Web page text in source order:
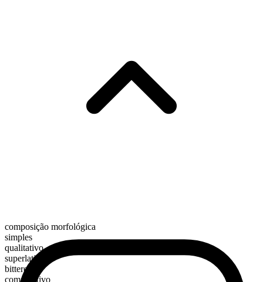
composição morfológica
simples
qualitativo
superlativo
bitterest
comparativo